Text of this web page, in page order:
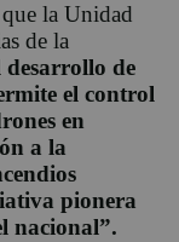
la Unidad
de la
desarrollo de
el control
en
a la
pionera
nacional”.